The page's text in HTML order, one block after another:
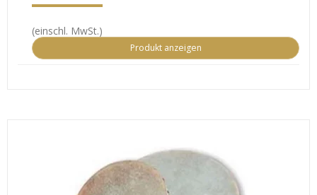
(einschl. MwSt.)
Produkt anzeigen